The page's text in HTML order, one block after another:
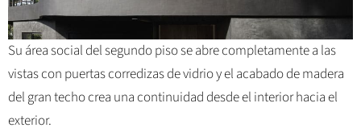
Su área social del segundo piso se abre completamente a las
vistas con puertas corredizas de vidrio y el acabado de madera
del gran techo crea una continuidad desde el interior hacia el
exterior.